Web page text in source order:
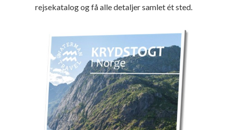
rejsekatalog og få alle detaljer samlet ét sted.